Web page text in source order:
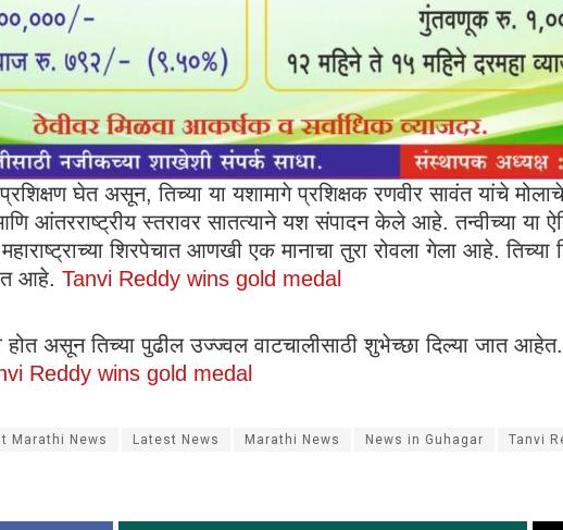
घेत असून, तिच्या या यशामागे प्रशिक्षक रणवीर सावंत यांचे
आंतरराष्ट्रीय स्तरावर सातत्याने यश संपादन केले आहे. तन्वीच्या या
शिरपेचात आणखी एक मानाचा तुरा रोवला गेला आहे.
आहे. Tanvi Reddy wins gold medal
होत असून तिच्या पुढील उज्ज्वल वाटचालीसाठी शुभेच्छा दिल्या जात
Reddy wins gold medal
Marathi News Latest News Marathi News News in Guhagar Tanvi